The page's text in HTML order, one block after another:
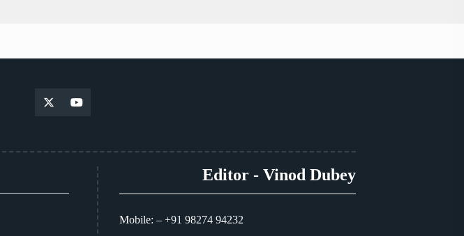
Editor - Vinod Dubey
Mobile: – +91 98274 94232